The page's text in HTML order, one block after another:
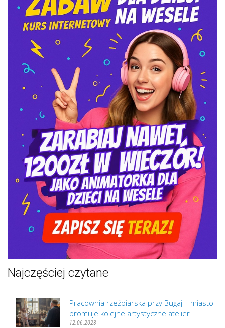
Najczęściej czytane
Pracownia rzeźbiarska przy Bugaj – miasto
promuje kolejne artystyczne atelier
12.06.2023